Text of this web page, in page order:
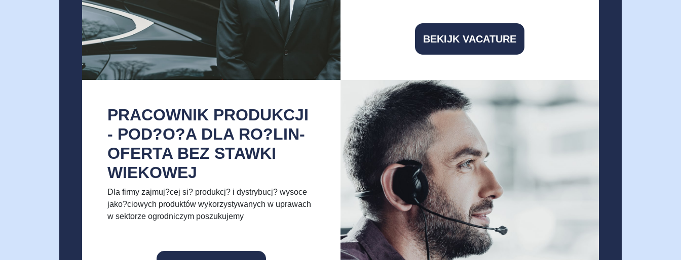
BEKIJK VACATURE
PRACOWNIK PRODUKCJI
- POD?O?A DLA RO?LIN-
OFERTA BEZ STAWKI
WIEKOWEJ
Dla firmy zajmuj?cej si? produkcj? i dystrybucj? wysoce
jako?ciowych produktów wykorzystywanych w uprawach
w sektorze ogrodniczym poszukujemy